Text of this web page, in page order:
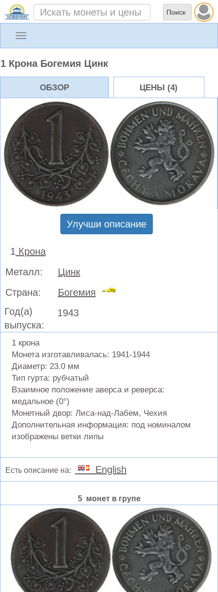
Toggle
1 Крона Богемия Цинк
ОБЗОР ЦЕНЫ (4)
Улучши описание
1 Крона
Металл:
Цинк
Страна:
Богемия
Год(а)
выпуска:
1943
1 крона
Монета изготавливалась: 1941-1944
Диаметр: 23.0 мм
Тип гурта: рубчатый
Взаимное положение аверса и реверса:
медальное (0°)
Монетный двор: Лиса-над-Лабем, Чехия
Дополнительная информация: под номиналом
изображены ветки липы
Есть описание на: English
5 монет в групе